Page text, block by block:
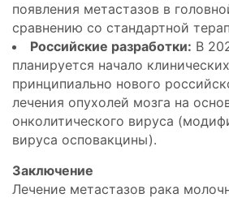
появления метастазов в
сравнению со стандартной
Российские разработки: В
планируется начало
принципиально нового
лечения опухолей мозга на
онколитического вируса
вируса осповакцины).
Заключение
Лечение метастазов рака